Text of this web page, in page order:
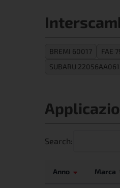
BREMI 60017 FAE
SUBARU 22056AA061
Search:
Anno Marca